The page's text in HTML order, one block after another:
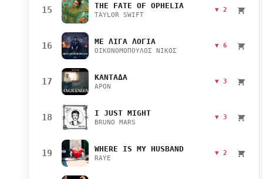
15 THE FATE OF OPHELIA
TAYLOR SWIFT
▼ 2
16 ΜΕ ΛΙΓΑ ΛΟΓΙΑ
ΟΙΚΟΝΟΜΟΠΟΥΛΟΣ ΝΙΚΟΣ
▼ 6
17 ΚΑΝΤΑΔΑ
APON
▼ 3
18 I JUST MIGHT
BRUNO MARS
▼ 3
19 WHERE IS MY HUSBAND
RAYE
▼ 2